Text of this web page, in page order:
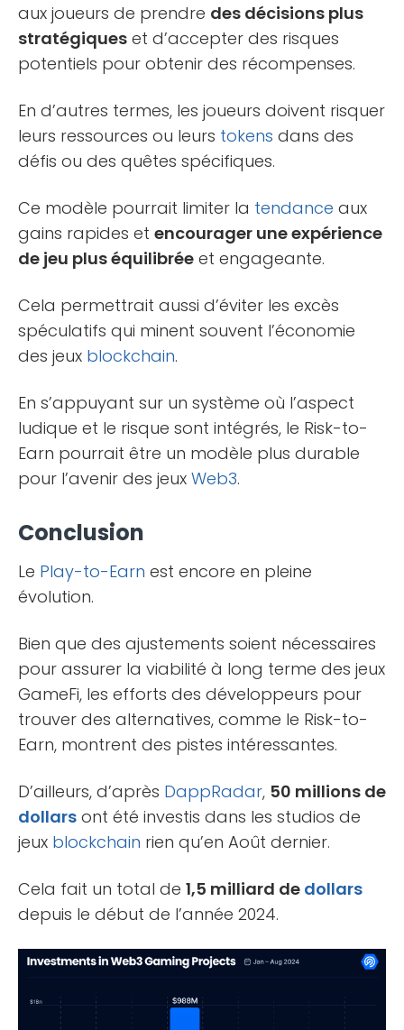
aux joueurs de prendre des décisions plus
stratégiques et d’accepter des risques
potentiels pour obtenir des récompenses.
En d’autres termes, les joueurs doivent risquer
leurs ressources ou leurs tokens dans des
défis ou des quêtes spécifiques.
Ce modèle pourrait limiter la tendance aux
gains rapides et encourager une expérience
de jeu plus équilibrée et engageante.
Cela permettrait aussi d’éviter les excès
spéculatifs qui minent souvent l’économie
des jeux blockchain.
En s’appuyant sur un système où l’aspect
ludique et le risque sont intégrés, le Risk-to-
Earn pourrait être un modèle plus durable
pour l’avenir des jeux Web3.
Conclusion
Le Play-to-Earn est encore en pleine
évolution.
Bien que des ajustements soient nécessaires
pour assurer la viabilité à long terme des jeux
GameFi, les efforts des développeurs pour
trouver des alternatives, comme le Risk-to-
Earn, montrent des pistes intéressantes.
D’ailleurs, d’après DappRadar, 50 millions de
dollars ont été investis dans les studios de
jeux blockchain rien qu’en Août dernier.
Cela fait un total de 1,5 milliard de dollars
depuis le début de l’année 2024.